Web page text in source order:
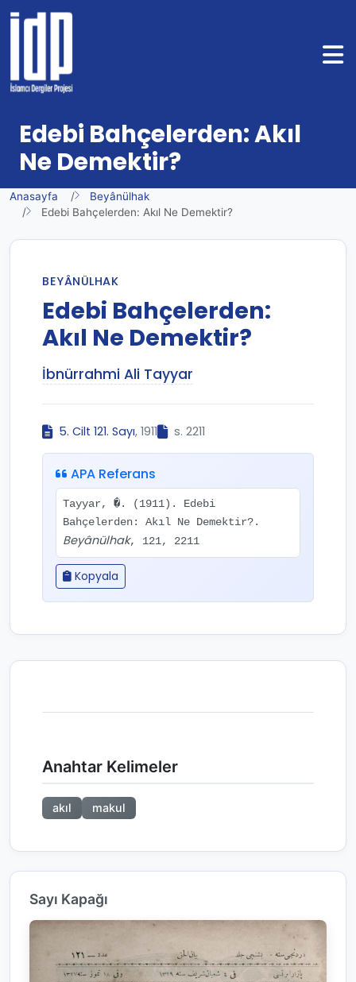
Edebi Bahçelerden: Akıl
Ne Demektir?
Anasayfa
Beyânülhak
Edebi Bahçelerden: Akıl Ne Demektir?
BEYÂNÜLHAK
Edebi Bahçelerden:
Akıl Ne Demektir?
İbnürrahmi Ali Tayyar
5. Cilt 121. Sayı, 1911 s. 2211
APA Referans
Tayyar, �. (1911). Edebi
Bahçelerden: Akıl Ne Demektir?.
Beyânülhak, 121, 2211
Kopyala
Anahtar Kelimeler
akıl makul
Sayı Kapağı